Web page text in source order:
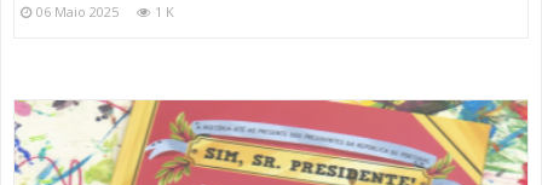
06 Maio 2025 1 K